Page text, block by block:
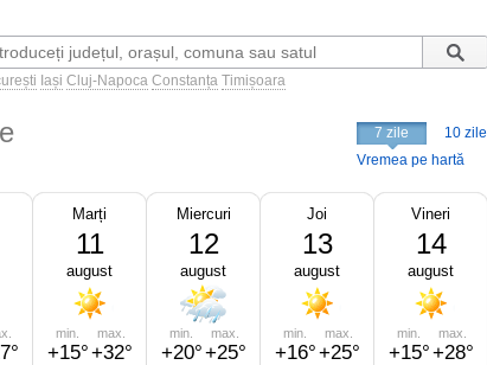
Iași Cluj-Napoca Constanța Timișoara
7 zile
10 zile
Vremea pe hartă
Marți
11
august
min.
+15°
max.
+32°
Miercuri
12
august
min.
+20°
max.
+25°
Joi
13
august
min.
+16°
max.
+25°
Vineri
14
august
min.
+15°
max.
+28°